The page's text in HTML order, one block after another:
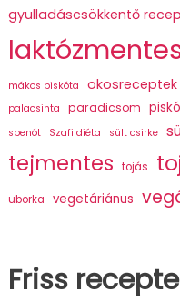
gyulladáscsökkentő
mákos piskóta okosreceptek
palacsinta paradicsom
spenót Szafi diéta sült csirke
tejmentes tojás
uborka vegetáriánus
Friss